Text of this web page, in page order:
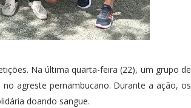
Na última quarta-feira (22), um grupo de
agreste pernambucano. Durante a ação, os
doando sangue.